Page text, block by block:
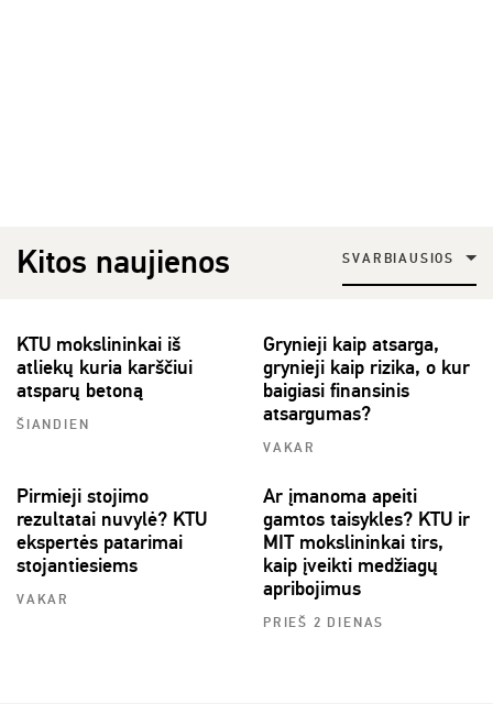
Kitos naujienos SVARBIAUSIOS
KTU mokslininkai iš
atliekų kuria karščiui
atsparų betoną
ŠIANDIEN
Grynieji kaip atsarga,
grynieji kaip rizika, o kur
baigiasi finansinis
atsargumas?
VAKAR
Pirmieji stojimo
rezultatai nuvylė? KTU
ekspertės patarimai
stojantiesiems
VAKAR
Ar įmanoma apeiti
gamtos taisykles? KTU ir
MIT mokslininkai tirs,
kaip įveikti medžiagų
apribojimus
PRIEŠ 2 DIENAS